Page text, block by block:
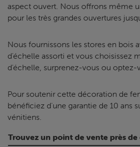
aspect ouvert. Nous offrons même
pour les très grandes ouvertures
Nous fournissons les stores en bois
d'échelle assorti et vous choisissez
d'échelle, surprenez-vous ou optez-
Pour soutenir cette décoration de
bénéficiez d'une garantie de 10 ans
vénitiens.
Trouvez un point de vente près de